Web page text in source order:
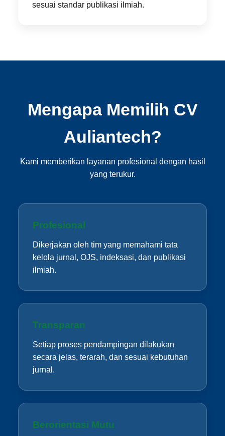
sesuai standar publikasi ilmiah.
Mengapa Memilih CV
Auliantech?
Kami memberikan layanan profesional dengan hasil
yang terukur.
Profesional
Dikerjakan oleh tim yang memahami tata
kelola jurnal, OJS, indeksasi, dan publikasi
ilmiah.
Transparan
Setiap proses pendampingan dilakukan
secara jelas, terarah, dan sesuai kebutuhan
jurnal.
Berorientasi Mutu